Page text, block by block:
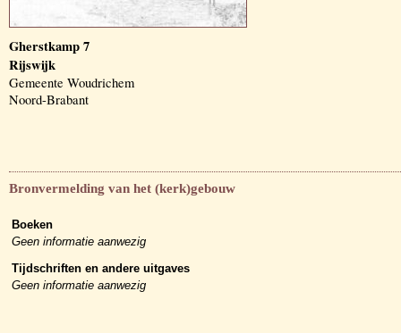
Gherstkamp 7
Rijswijk
Gemeente Woudrichem
Noord-Brabant
Bronvermelding van het (kerk)gebouw
Boeken
Geen informatie aanwezig
Tijdschriften en andere uitgaves
Geen informatie aanwezig